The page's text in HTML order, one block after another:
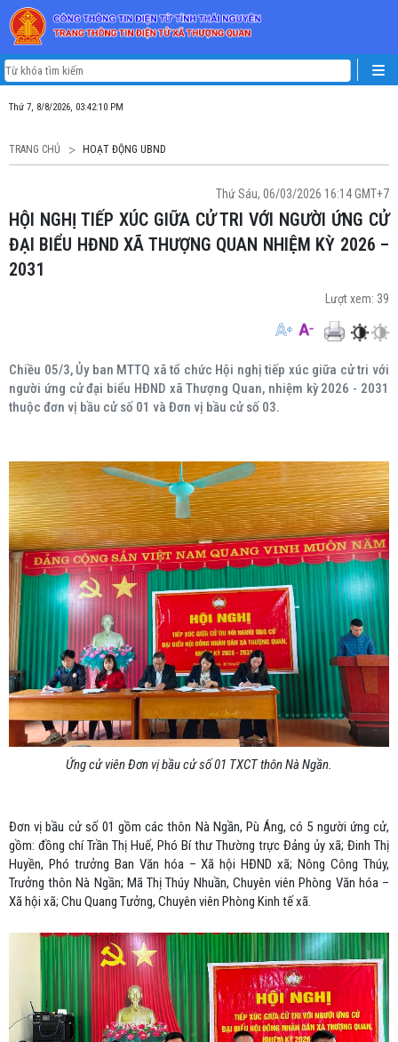
Thứ 7, 8/8/2026, 03:42:11 PM
TRANG CHỦ HOẠT ĐỘNG UBND
Thứ Sáu, 06/03/2026 16:14 GMT+7
HỘI NGHỊ TIẾP XÚC GIỮA CỬ TRI VỚI NGƯỜI ỨNG CỬ
ĐẠI BIỂU HĐND XÃ THƯỢNG QUAN NHIỆM KỲ 2026 –
2031
Lượt xem: 39
Chiều 05/3, Ủy ban MTTQ xã tổ chức Hội nghị tiếp xúc giữa cử tri với
người ứng cử đại biểu HĐND xã Thượng Quan, nhiệm kỳ 2026 - 2031
thuộc đơn vị bầu cử số 01 và Đơn vị bầu cử số 03.
Ứng cử viên Đơn vị bầu cử số 01 TXCT thôn Nà Ngần.
Đơn vị bầu cử số 01 gồm các thôn Nà Ngần, Pù Áng, có 5 người ứng cử,
gồm: đồng chí Trần Thị Huế, Phó Bí thư Thường trực Đảng ủy xã; Đinh Thị
Huyền, Phó trưởng Ban Văn hóa – Xã hội HĐND xã; Nông Công Thúy,
Trưởng thôn Nà Ngần; Mã Thị Thúy Nhuần, Chuyên viên Phòng Văn hóa –
Xã hội xã; Chu Quang Tưởng, Chuyên viên Phòng Kinh tế xã.